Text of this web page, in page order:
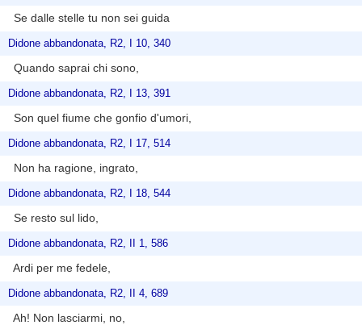
Se dalle stelle tu non sei guida
Didone abbandonata, R2, I 10, 340
Quando saprai chi sono,
Didone abbandonata, R2, I 13, 391
Son quel fiume che gonfio d'umori,
Didone abbandonata, R2, I 17, 514
Non ha ragione, ingrato,
Didone abbandonata, R2, I 18, 544
Se resto sul lido,
Didone abbandonata, R2, II 1, 586
Ardi per me fedele,
Didone abbandonata, R2, II 4, 689
Ah! Non lasciarmi, no,